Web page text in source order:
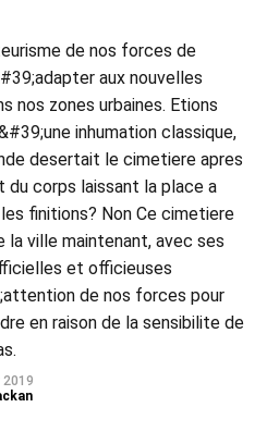
de nos forces de
aux nouvelles
nos zones urbaines. Etions
inhumation classique,
desertait le cimetiere apres
du corps laissant la place a
finitions? Non Ce cimetiere
la ville maintenant, avec ses
et officieuses
de nos forces pour
en raison de la sensibilite de